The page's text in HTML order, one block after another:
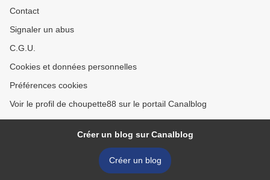
Contact
Signaler un abus
C.G.U.
Cookies et données personnelles
Préférences cookies
Voir le profil de choupette88 sur le portail Canalblog
Créer un blog sur Canalblog
Créer un blog